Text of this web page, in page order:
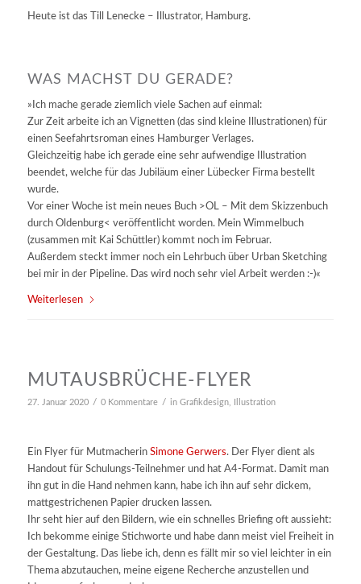
Heute ist das Till Lenecke – Illustrator, Hamburg.
WAS MACHST DU GERADE?
»Ich mache gerade ziemlich viele Sachen auf einmal:
Zur Zeit arbeite ich an Vignetten (das sind kleine Illustrationen) für
einen Seefahrtsroman eines Hamburger Verlages.
Gleichzeitig habe ich gerade eine sehr aufwendige Illustration
beendet, welche für das Jubiläum einer Lübecker Firma bestellt
wurde.
Vor einer Woche ist mein neues Buch >OL – Mit dem Skizzenbuch
durch Oldenburg< veröffentlicht worden. Mein Wimmelbuch
(zusammen mit Kai Schüttler) kommt noch im Februar.
Außerdem steckt immer noch ein Lehrbuch über Urban Sketching
bei mir in der Pipeline. Das wird noch sehr viel Arbeit werden :-)«
Weiterlesen
MUTAUSBRÜCHE-FLYER
27. Januar 2020 / 0 Kommentare / in Grafikdesign, Illustration
Ein Flyer für Mutmacherin Simone Gerwers. Der Flyer dient als
Handout für Schulungs-Teilnehmer und hat A4-Format. Damit man
ihn gut in die Hand nehmen kann, habe ich ihn auf sehr dickem,
mattgestrichenen Papier drucken lassen.
Ihr seht hier auf den Bildern, wie ein schnelles Briefing oft aussieht:
Ich bekomme einige Stichworte und habe dann meist viel Freiheit in
der Gestaltung. Das liebe ich, denn es fällt mir so viel leichter in ein
Thema abzutauchen, meine eigene Recherche anzustellen und